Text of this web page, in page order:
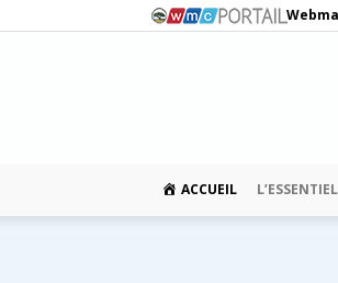
ACCUEIL L’ESSENTIEL